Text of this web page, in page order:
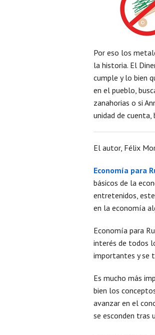
Por eso los
la historia. El
cumple y lo bien
en el pueblo,
zanahorias o si
unidad de cuenta,
El autor, Félix
Economía para
básicos de la
entretenidos,
en la economía
Economía para
interés de todos
importantes y se
Es mucho más
bien los
avanzar en el
se esconden tras